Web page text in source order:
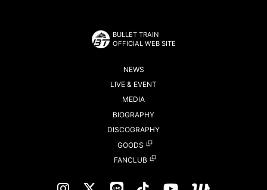
BULLET TRAIN
OFFICIAL WEB SITE
NEWS
LIVE & EVENT
MEDIA
BIOGRAPHY
DISCOGRAPHY
GOODS
FANCLUB